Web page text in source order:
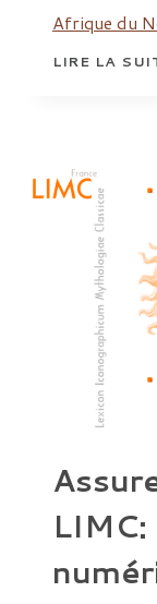
Afrique du
LIRE LA